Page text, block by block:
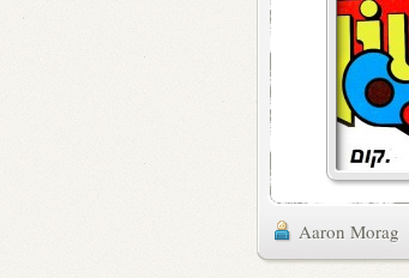
Aaron Morag